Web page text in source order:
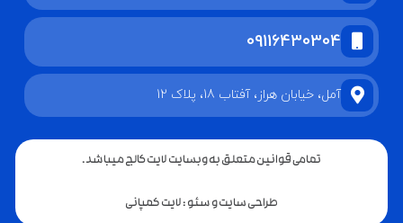
09116430304
آمل، خیابان هراز، آفتاب 18، پلاک 12
تمامی قوانین متعلق به وبسایت لایت کالج میباشد.
طراحی سایت و سئو : لایت کمپانی